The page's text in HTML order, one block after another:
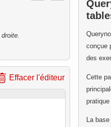
Effacer l'éditeur
conçue
des
Cette
pratique
La